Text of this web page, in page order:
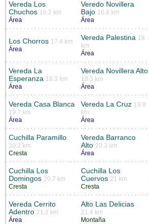
Vereda Los
Chuchos 16.2 km
Área
Veredo Novillera
Bajo 16.6 km
Área
Los Chorros 17.4 km
Área
Vereda Palestina 18
km
Área
Vereda La
Esperanza 18.3 km
Área
Vereda Novillera Alto
18.3 km
Área
Vereda Casa Blanca
19.7 km
Área
Vereda La Cruz 19.8
km
Área
Cuchilla Paramillo
20.2 km
Cresta
Vereda Barranco
Alto 20.3 km
Área
Cuchilla Los
Domingos 20.7 km
Cresta
Cuchilla Los
Cuervos 21 km
Cresta
Vereda Cerrito
Adentro 21.2 km
Área
Alto Las Delicias
21.4 km
Montaña